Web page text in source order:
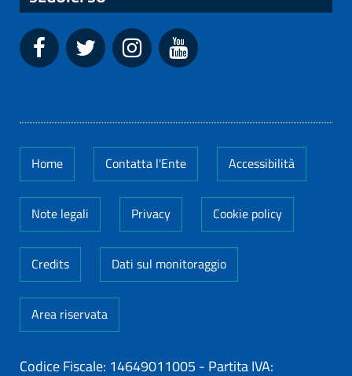
Home Contatta l'Ente Accessibilità
Note legali Privacy Cookie policy
Credits Dati sul monitoraggio
Area riservata
Codice Fiscale: 14649011005 - Partita IVA: